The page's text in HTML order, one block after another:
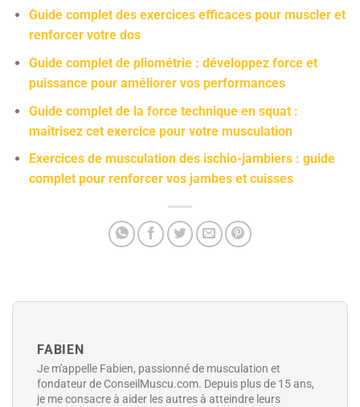
Guide complet des exercices efficaces pour muscler et
renforcer votre dos
Guide complet de pliométrie : développez force et
puissance pour améliorer vos performances
Guide complet de la force technique en squat :
maîtrisez cet exercice pour votre musculation
Exercices de musculation des ischio-jambiers : guide
complet pour renforcer vos jambes et cuisses
FABIEN
Je m'appelle Fabien, passionné de musculation et
fondateur de ConseilMuscu.com. Depuis plus de 15 ans,
je me consacre à aider les autres à atteindre leurs